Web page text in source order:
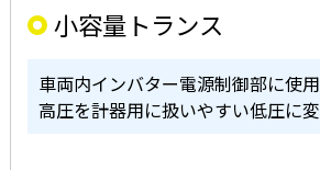
小容量トランス
車両内インバター電源制御部に使用
高圧を計器用に扱いやすい低圧に変